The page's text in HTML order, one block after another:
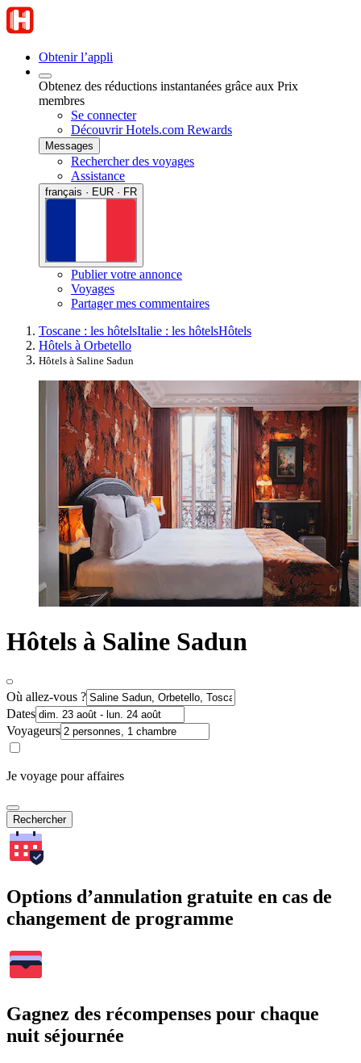
Obtenir l’appli
Obtenez des réductions instantanées grâce aux Prix
membres
Se connecter
Découvrir Hotels.com Rewards
Messages
Rechercher des voyages
Assistance
français · EUR · FR
Publier votre annonce
Voyages
Partager mes commentaires
Toscane : les hôtelsItalie : les hôtelsHôtels
Hôtels à Orbetello
Hôtels à Saline Sadun
Hôtels à Saline Sadun
Où allez-vous ?
Dates
Voyageurs
Je voyage pour affaires
Rechercher
Options d’annulation gratuite en cas de
changement de programme
Gagnez des récompenses pour chaque
nuit séjournée